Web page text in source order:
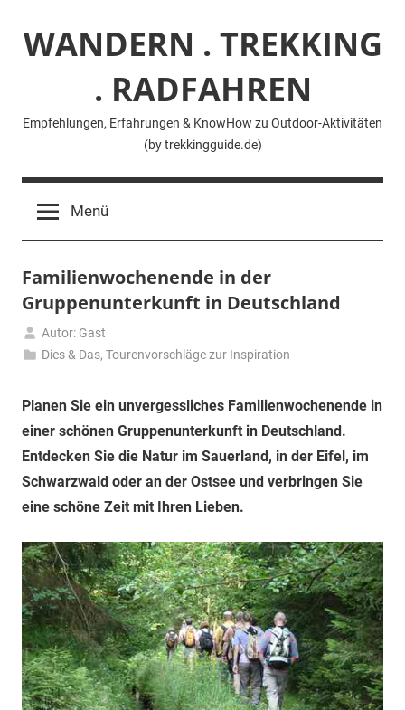
Inhalt
springenWANDERN . TREKKING
. RADFAHREN
Empfehlungen, Erfahrungen & KnowHow zu Outdoor-Aktivitäten
(by trekkingguide.de)
Menü
Familienwochenende in der
Gruppenunterkunft in Deutschland
4.
2025
Autor: Gast
Dies & Das,Tourenvorschläge zur Inspiration
Planen Sie ein unvergessliches Familienwochenende in
einer schönen Gruppenunterkunft in Deutschland.
Entdecken Sie die Natur im Sauerland, in der Eifel, im
Schwarzwald oder an der Ostsee und verbringen Sie
eine schöne Zeit mit Ihren Lieben.